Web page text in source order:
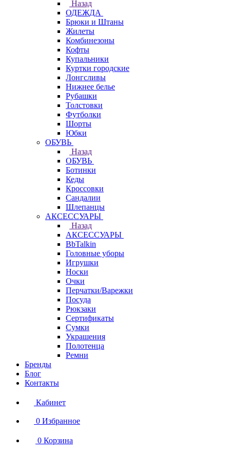
Назад
ОДЕЖДА
Брюки и Штаны
Жилеты
Комбинезоны
Кофты
Купальники
Куртки городские
Лонгсливы
Нижнее белье
Рубашки
Толстовки
Футболки
Шорты
Юбки
ОБУВЬ
Назад
ОБУВЬ
Ботинки
Кеды
Кроссовки
Сандалии
Шлепанцы
АКСЕССУАРЫ
Назад
АКСЕССУАРЫ
BbTalkin
Головные уборы
Игрушки
Носки
Очки
Перчатки/Варежки
Посуда
Рюкзаки
Сертификаты
Сумки
Украшения
Полотенца
Ремни
Бренды
Блог
Контакты
Кабинет
0 Избранное
0 Корзина